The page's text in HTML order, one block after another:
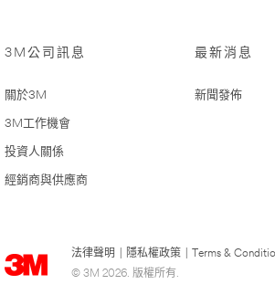
3M公司訊息
關於3M
3M工作機會
投資人關係
經銷商與供應商
最新消息
新聞發佈
法律聲明 隱私權政策 Terms &
© 3M 2026. 版權所有.